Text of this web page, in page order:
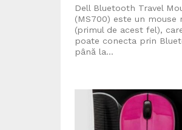
Dell Bluetooth Travel
(MS700) este un mouse
(primul de acest fel),
poate conecta prin
până la...